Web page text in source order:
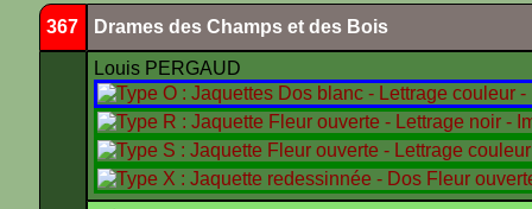
367 Drames des Champs et des Bois
Louis PERGAUD